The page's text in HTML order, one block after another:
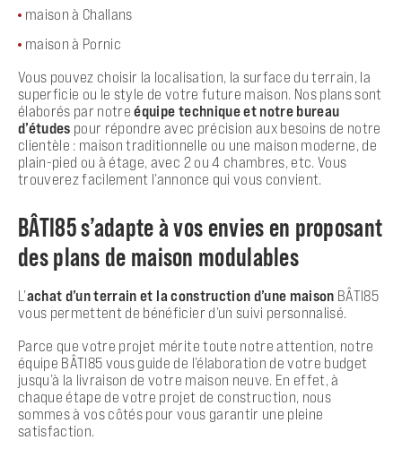
maison à Challans
maison à Pornic
Vous pouvez choisir la localisation, la surface du terrain, la
superficie ou le style de votre future maison. Nos plans sont
élaborés par notreéquipe technique et notre bureau
d’études pour répondre avec précision aux besoins de notre
clientèle : maison traditionnelle ou une maison moderne, de
plain-pied ou à étage, avec 2 ou 4 chambres, etc. Vous
trouverez facilement l’annonce qui vous convient.
BÂTI85 s’adapte à vos envies en proposant
des plans de maison modulables
L’achat d’un terrain et la construction d’une maison BÂTI85
vous permettent de bénéficier d’un suivi personnalisé.
Parce que votre projet mérite toute notre attention, notre
équipe BÂTI85 vous guide de l’élaboration de votre budget
jusqu’à la livraison de votre maison neuve. En effet, à
chaque étape de votre projet de construction, nous
sommes à vos côtés pour vous garantir une pleine
satisfaction.